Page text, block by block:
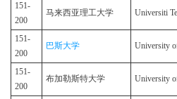
151-
200
马来西亚理工大学 Universiti
151-
200
巴斯大学 University
151-
200
布加勒斯特大学 University